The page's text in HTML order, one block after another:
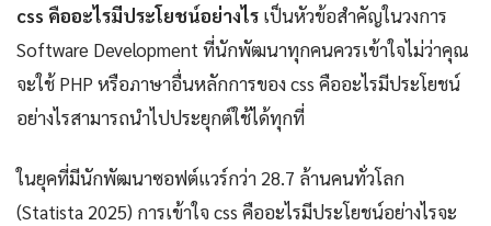
css คืออะไรมีประโยชน์อย่างไร เป็นหัวข้อสำคัญในวงการ
Software Development ที่นักพัฒนาทุกคนควรเข้าใจไม่ว่าคุณ
จะใช้ PHP หรือภาษาอื่นหลักการของ css คืออะไรมีประโยชน์
อย่างไรสามารถนำไปประยุกต์ใช้ได้ทุกที่
ในยุคที่มีนักพัฒนาซอฟต์แวร์กว่า 28.7 ล้านคนทั่วโลก
(Statista 2025) การเข้าใจ css คืออะไรมีประโยชน์อย่างไรจะ